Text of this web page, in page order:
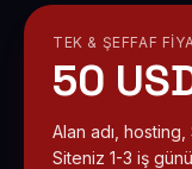
TEK & ŞEFFAF
50
Alan adı,
Siteniz 1-3 iş